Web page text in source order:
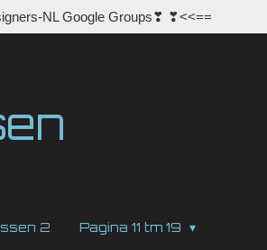
NL Google Groups❣ ❣<<==
2 Pagina 11 tm 19